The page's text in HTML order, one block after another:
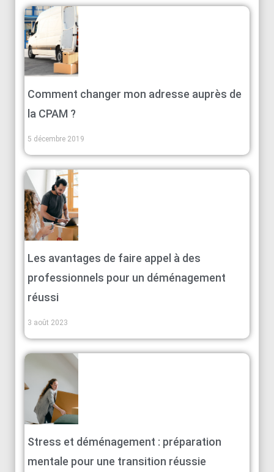
Comment changer mon adresse auprès de
la CPAM ?
5 décembre 2019
Les avantages de faire appel à des
professionnels pour un déménagement
réussi
3 août 2023
Stress et déménagement : préparation
mentale pour une transition réussie